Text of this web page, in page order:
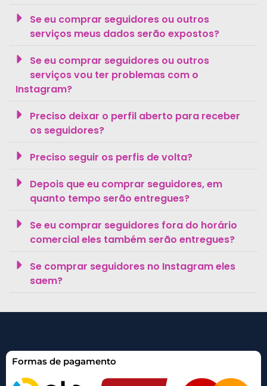
Se eu comprar seguidores ou outros
serviços meus dados serão expostos?
Se eu comprar seguidores ou outros
serviços vou ter problemas com o
Instagram?
Preciso deixar o perfil aberto para receber
os seguidores?
Preciso seguir os perfis de volta?
Depois que eu comprar seguidores, em
quanto tempo serão entregues?
Se eu comprar seguidores fora do horário
comercial eles também serão entregues?
Se comprar seguidores no Instagram eles
saem?
Formas de pagamento